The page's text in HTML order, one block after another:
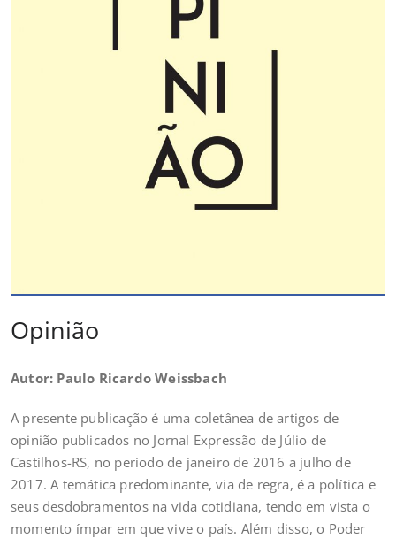
Opinião
Autor: Paulo Ricardo Weissbach
A presente publicação é uma coletânea de artigos de
opinião publicados no Jornal Expressão de Júlio de
Castilhos-RS, no período de janeiro de 2016 a julho de
2017. A temática predominante, via de regra, é a política e
seus desdobramentos na vida cotidiana, tendo em vista o
momento ímpar em que vive o país. Além disso, o Poder